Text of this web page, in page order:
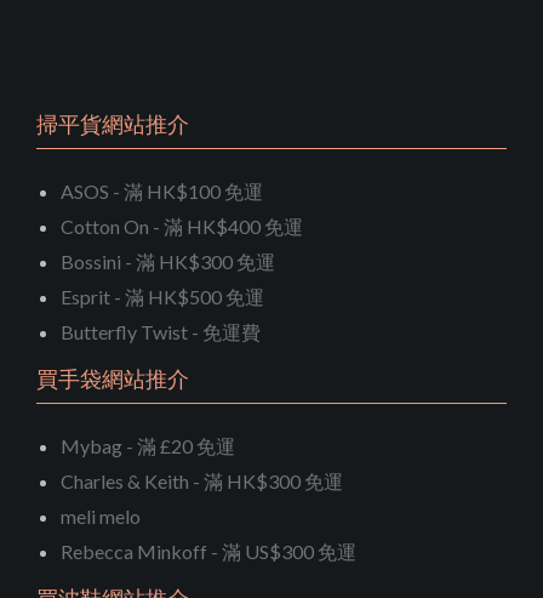
掃平貨網站推介
ASOS - 滿 HK$100 免運
Cotton On - 滿 HK$400 免運
Bossini - 滿 HK$300 免運
Esprit - 滿 HK$500 免運
Butterfly Twist - 免運費
買手袋網站推介
Mybag - 滿 £20 免運
Charles & Keith - 滿 HK$300 免運
meli melo
Rebecca Minkoff - 滿 US$300 免運